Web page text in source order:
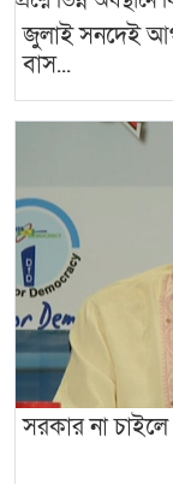
জুলাই সনদেই
বাস...
সরকার না চাইলে